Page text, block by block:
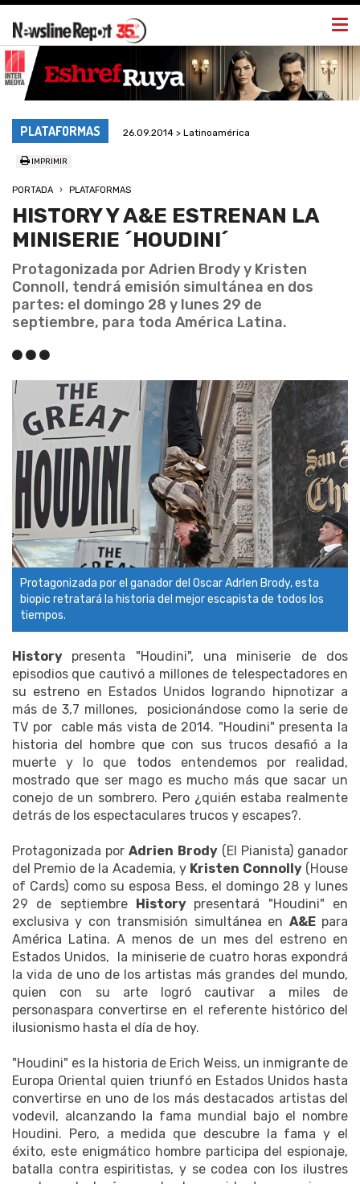
PLATAFORMAS 26.09.2014 > Latinoamérica
IMPRIMIR
PORTADA PLATAFORMAS
HISTORY Y A&E ESTRENAN LA
MINISERIE ´HOUDINI´
Protagonizada por Adrien Brody y Kristen
Connoll, tendrá emisión simultánea en dos
partes: el domingo 28 y lunes 29 de
septiembre, para toda América Latina.
Protagonizada por el ganador del Oscar AdrIen Brody, esta
biopic retratará la historia del mejor escapista de todos los
tiempos.
History presenta "Houdini", una miniserie de dos
episodios que cautivó a millones de telespectadores en
su estreno en Estados Unidos logrando hipnotizar a
más de 3,7 millones, posicionándose como la serie de
TV por cable más vista de 2014. "Houdini" presenta la
historia del hombre que con sus trucos desafió a la
muerte y lo que todos entendemos por realidad,
mostrado que ser mago es mucho más que sacar un
conejo de un sombrero. Pero ¿quién estaba realmente
detrás de los espectaculares trucos y escapes?.
Protagonizada porAdrien Brody(El Pianista) ganador
del Premio de la Academia, y Kristen Connolly(House
of Cards) como su esposa Bess, el domingo 28 y lunes
29 de septiembre History presentará "Houdini" en
exclusiva y con transmisión simultánea en A&Epara
América Latina. A menos de un mes del estreno en
Estados Unidos, la miniserie de cuatro horas expondrá
la vida de uno de los artistas más grandes del mundo,
quien con su arte logró cautivar a miles de
personaspara convertirse en el referente histórico del
ilusionismo hasta el día de hoy.
"Houdini" es la historia de Erich Weiss, un inmigrante de
Europa Oriental quien triunfó en Estados Unidos hasta
convertirse en uno de los más destacados artistas del
vodevil, alcanzando la fama mundial bajo el nombre
Houdini. Pero, a medida que descubre la fama y el
éxito, este enigmático hombre participa del espionaje,
batalla contra espiritistas, y se codea con los ilustres